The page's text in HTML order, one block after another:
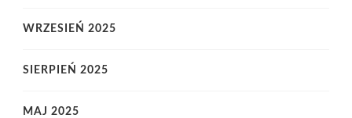
WRZESIEŃ 2025
SIERPIEŃ 2025
MAJ 2025